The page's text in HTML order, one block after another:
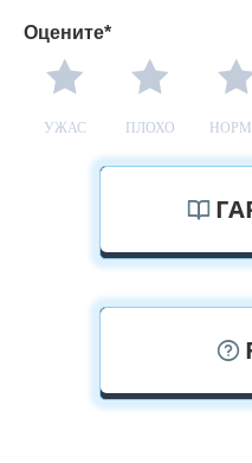
Оцените*
УЖАС ПЛОХО